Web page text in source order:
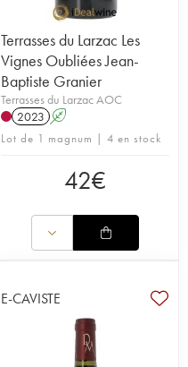
Terrasses du Larzac Les
Vignes Oubliées Jean-
Baptiste Granier
Terrasses du Larzac AOC
2023 A
Lot de 1 magnum | 4 en stock
42€
E-CAVISTE